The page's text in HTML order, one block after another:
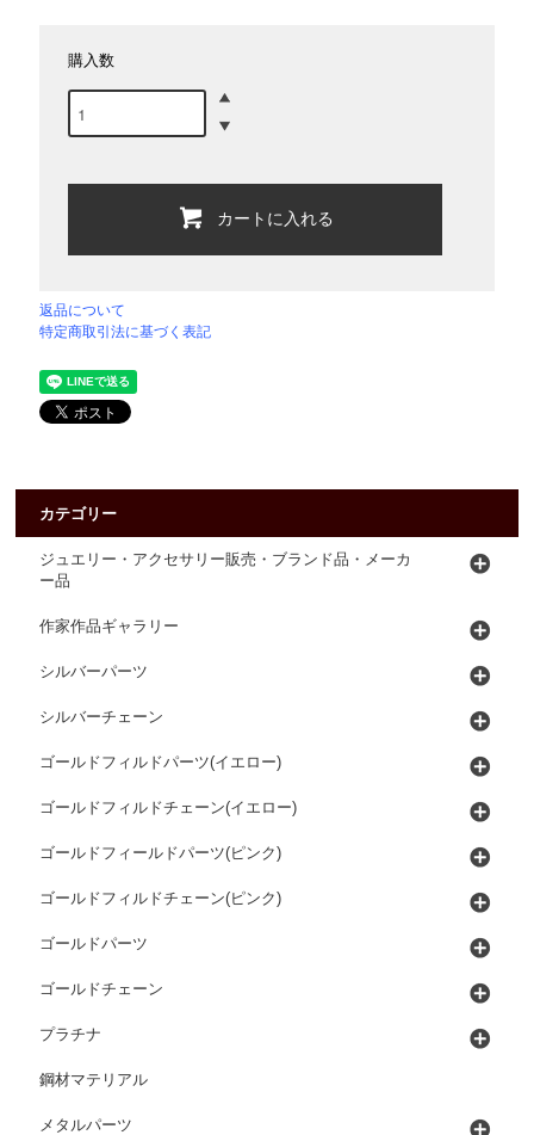
購入数
カートに入れる
返品について
特定商取引法に基づく表記
カテゴリー
ジュエリー・アクセサリー販売・ブランド品・メーカ
ー品
作家作品ギャラリー
シルバーパーツ
シルバーチェーン
ゴールドフィルドパーツ(イエロー)
ゴールドフィルドチェーン(イエロー)
ゴールドフィールドパーツ(ピンク)
ゴールドフィルドチェーン(ピンク)
ゴールドパーツ
ゴールドチェーン
プラチナ
鋼材マテリアル
メタルパーツ